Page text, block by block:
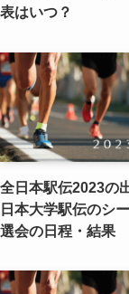
表はいつ？
全日本駅伝2023
日本大学駅伝のシ
選会の日程・結果